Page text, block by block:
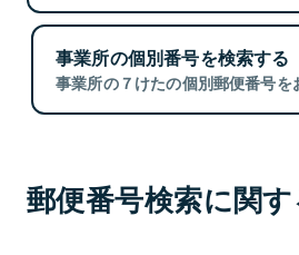
事業所の個別番号を検索する
事業所の７けたの個別郵便番号を
郵便番号検索に関